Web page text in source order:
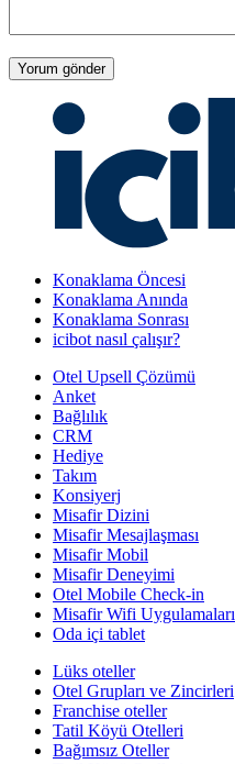
Yorum gönder
Konaklama Öncesi
Konaklama Anında
Konaklama Sonrası
icibot nasıl çalışır?
Otel Upsell Çözümü
Anket
Bağlılık
CRM
Hediye
Takım
Konsiyerj
Misafir Dizini
Misafir Mesajlaşması
Misafir Mobil
Misafir Deneyimi
Otel Mobile Check-in
Misafir Wifi Uygulamaları
Oda içi tablet
Lüks oteller
Otel Grupları ve Zincirleri
Franchise oteller
Tatil Köyü Otelleri
Bağımsız Oteller